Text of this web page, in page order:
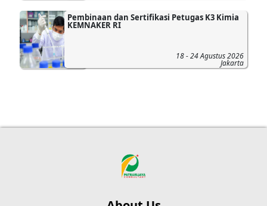
Pembinaan dan Sertifikasi Petugas K3 Kimia
KEMNAKER RI
18 - 24 Agustus 2026
Jakarta